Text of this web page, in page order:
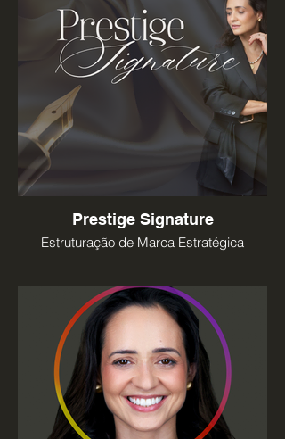
Prestige Signature
Estruturação de Marca Estratégica